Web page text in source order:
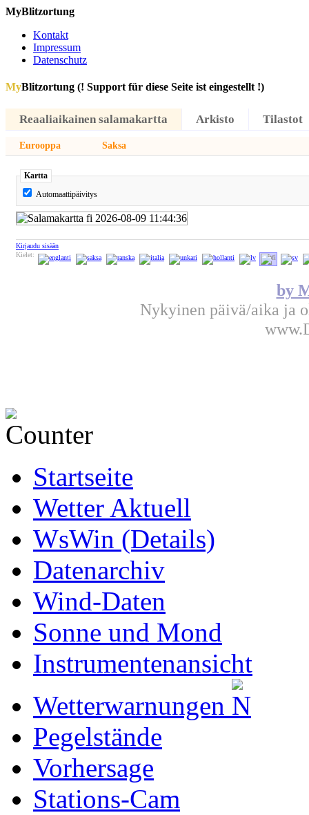
MyBlitzortung
Kontakt
Impressum
Datenschutz
MyBlitzortung (! Support für diese Seite ist eingestellt !)
Reaaliaikainen salamakartta Arkisto Tilastot
Eurooppa Saksa
Kartta
Automaattipäivitys
Kirjaudu sisään
Kielet:
by
Nykyinen päivä/aika ja
Startseite
Wetter Aktuell
WsWin (Details)
Datenarchiv
Wind-Daten
Sonne und Mond
Instrumentenansicht
Wetterwarnungen
Pegelstände
Vorhersage
Stations-Cam